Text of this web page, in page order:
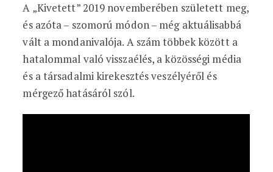
A „Kivetett” 2019 novemberében született meg,
és azóta – szomorú módon – még aktuálisabbá
vált a mondanivalója. A szám többek között a
hatalommal való visszaélés, a közösségi média
és a társadalmi kirekesztés veszélyéről és
mérgező hatásáról szól.